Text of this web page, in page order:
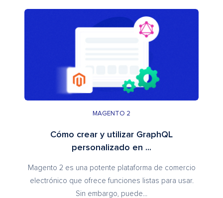
MAGENTO 2
Cómo crear y utilizar GraphQL
personalizado en ...
Magento 2 es una potente plataforma de comercio
electrónico que ofrece funciones listas para usar.
Sin embargo, puede...